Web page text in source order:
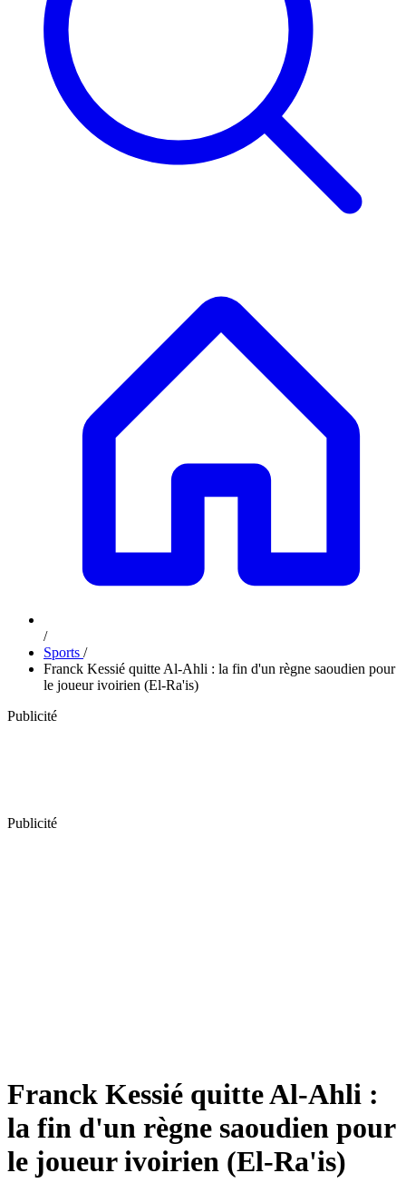
/
Sports /
Franck Kessié quitte Al-Ahli : la fin d'un règne saoudien pour
le joueur ivoirien (El-Ra'is)
Publicité
Publicité
Franck Kessié quitte Al-Ahli :
la fin d'un règne saoudien pour
le joueur ivoirien (El-Ra'is)